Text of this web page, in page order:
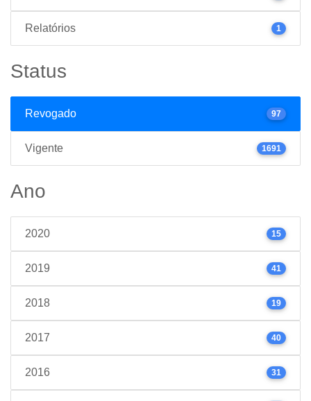
Relatórios 1
Status
Revogado 97
Vigente 1691
Ano
2020 15
2019 41
2018 19
2017 40
2016 31